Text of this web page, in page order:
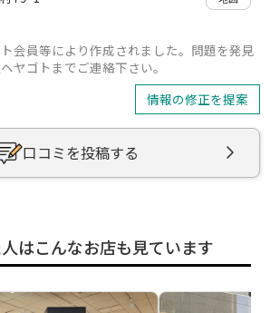
会員等により作成されました。問題を発見
ヤゴトまでご連絡下さい。
情報の修正を提案
口コミを投稿する
はこんなお店も見ています